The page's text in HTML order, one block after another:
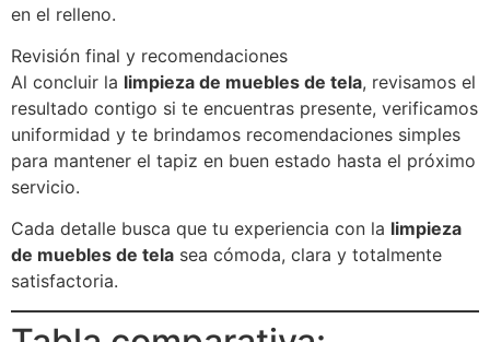
en el relleno.
Revisión final y recomendaciones
Al concluir la limpieza de muebles de tela, revisamos el
resultado contigo si te encuentras presente, verificamos
uniformidad y te brindamos recomendaciones simples
para mantener el tapiz en buen estado hasta el próximo
servicio.
Cada detalle busca que tu experiencia con la limpieza
de muebles de tela sea cómoda, clara y totalmente
satisfactoria.